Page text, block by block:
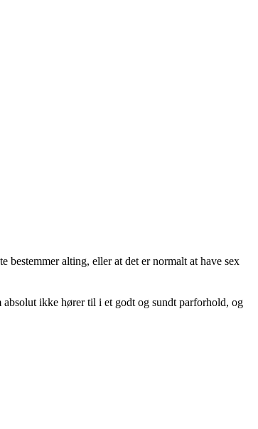
alting, eller at det er normalt at have sex
ikke hører til i et godt og sundt parforhold, og